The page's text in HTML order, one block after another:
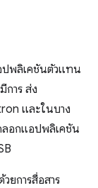
ปพลิเคชันตัวแทน
าร ส่ง
และในบาง
อกแอปพลิเคชัน
การสื่อสาร